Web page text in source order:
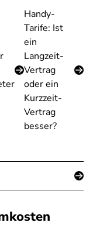
Handy-
Tarife: Ist
ein
Langzeit-
Vertrag
oder ein
Kurzzeit-
Vertrag
besser?